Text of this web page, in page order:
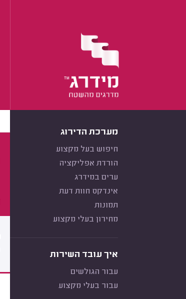
מערכת הדירוג
חיפוש בעל מקצוע
הורדת אפליקציה
ערים במידרג
אינדקס חוות דעת
תמונות
מחירון בעלי מקצוע
איך עובד השירות
עבור הגולשים
עבור בעלי מקצוע